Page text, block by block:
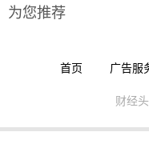
为您推荐
首页 广告服
财经